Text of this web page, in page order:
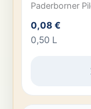
Paderborner
0,08 €
0,50 L